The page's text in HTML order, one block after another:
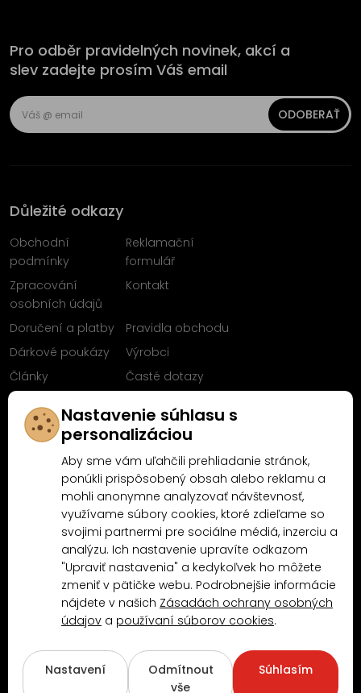
Pro odběr pravidelných novinek, akcí a
slev zadejte prosím Váš email
ODOBERAŤ
Důležité odkazy
Obchodní
podmínky
Reklamační
formulář
Zpracování
osobních údajů
Kontakt
Doručení a platby
Pravidla obchodu
Dárkové poukázy
Výrobci
Články
Časté dotazy
Facebooku
Proč nakoupit u MN-Modelář.cz
4.9/5(10481x) 4.5/5 (189x)
Copyright © 2026 www.MN-Modelar.cz . Všechna práva vyhrazena.
Nastavenie súhlasu s
personalizáciou
Aby sme vám uľahčili prehliadanie stránok,
ponúkli prispôsobený obsah alebo reklamu a
mohli anonymne analyzovať návštevnosť,
využívame súbory cookies, ktoré zdieľame so
svojimi partnermi pre sociálne médiá, inzerciu a
analýzu. Ich nastavenie upravíte odkazom
"Upraviť nastavenia" a kedykoľvek ho môžete
zmeniť v pätičke webu. Podrobnejšie informácie
nájdete v našich Zásadách ochrany osobných
údajov a používaní súborov cookies.
Nastavení
Odmítnout
vše
Súhlasím